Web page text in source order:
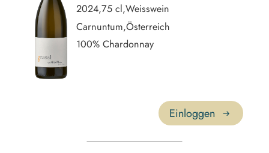
Weisswein
2024,75 cl,
Österreich
Carnuntum,
100% Chardonnay
Einloggen